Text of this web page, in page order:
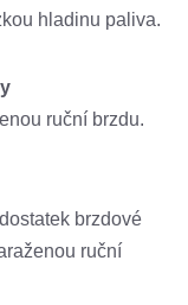
hladinu paliva.
ruční brzdu.
brzdové
ruční